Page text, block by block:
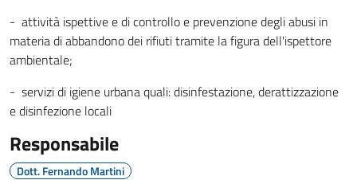
- attività ispettive e di controllo e prevenzione degli abusi in
materia di abbandono dei rifiuti tramite la figura dell'ispettore
ambientale;
- servizi di igiene urbana quali: disinfestazione, derattizzazione
e disinfezione locali
Responsabile
Dott. Fernando Martini